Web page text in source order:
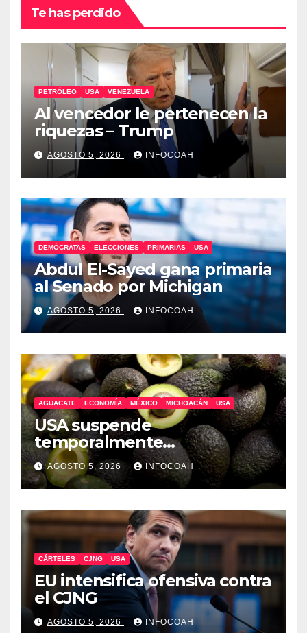
Te has perdido
PETRÓLEO USA VENEZUELA
Al vencedor le pertenecen la
riquezas – Trump
AGOSTO 5, 2026 INFOCOAH
DEMÓCRATAS ELECCIONES PRIMARIAS USA
Abdul El-Sayed gana primaria
al Senado por Michigan
AGOSTO 5, 2026 INFOCOAH
AGUACATE ECONOMÍA MÉXICO MICHOACÁN USA
USA suspende
temporalmente
exportaciones de aguacate
michoacano
AGOSTO 5, 2026 INFOCOAH
CÁRTELES CJNG USA
EU intensifica ofensiva contra
el CJNG
AGOSTO 5, 2026 INFOCOAH